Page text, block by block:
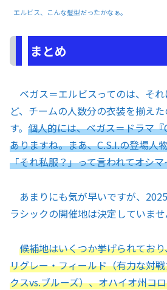
エルビス、こんな髪型だったかなぁ。
まとめ
ベガス＝エルビスってのは、そ
ど、チームの人数分の衣装を揃え
す。 個人的には、ベガス＝ドラマ
ありますね。まあ、C.S.I.の登場人
「それ私服？」って言われてオシ
あまりにも気が早いですが、
ラシックの開催地は決定していませ
候補地はいくつか挙げられてお
リグレー・フィールド（有力な対
クスvs.ブルーズ）、オハイオ州コ